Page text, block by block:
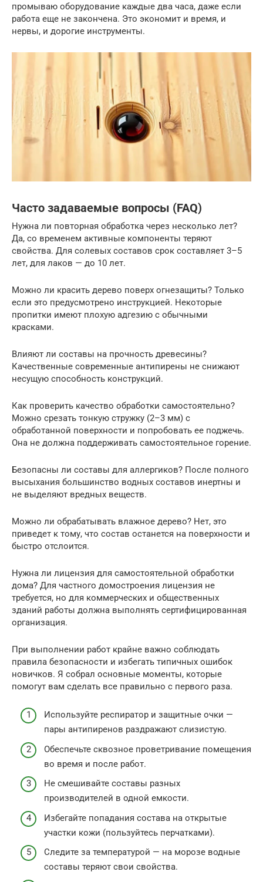
промываю оборудование каждые два часа, даже если
работа еще не закончена. Это экономит и время, и
нервы, и дорогие инструменты.
Часто задаваемые вопросы (FAQ)
Нужна ли повторная обработка через несколько лет?
Да, со временем активные компоненты теряют
свойства. Для солевых составов срок составляет 3–5
лет, для лаков — до 10 лет.
Можно ли красить дерево поверх огнезащиты? Только
если это предусмотрено инструкцией. Некоторые
пропитки имеют плохую адгезию с обычными
красками.
Влияют ли составы на прочность древесины?
Качественные современные антипирены не снижают
несущую способность конструкций.
Как проверить качество обработки самостоятельно?
Можно срезать тонкую стружку (2–3 мм) с
обработанной поверхности и попробовать ее поджечь.
Она не должна поддерживать самостоятельное горение.
Безопасны ли составы для аллергиков? После полного
высыхания большинство водных составов инертны и
не выделяют вредных веществ.
Можно ли обрабатывать влажное дерево? Нет, это
приведет к тому, что состав останется на поверхности и
быстро отслоится.
Нужна ли лицензия для самостоятельной обработки
дома? Для частного домостроения лицензия не
требуется, но для коммерческих и общественных
зданий работы должна выполнять сертифицированная
организация.
При выполнении работ крайне важно соблюдать
правила безопасности и избегать типичных ошибок
новичков. Я собрал основные моменты, которые
помогут вам сделать все правильно с первого раза.
Используйте респиратор и защитные очки —
пары антипиренов раздражают слизистую.
Обеспечьте сквозное проветривание помещения
во время и после работ.
Не смешивайте составы разных
производителей в одной емкости.
Избегайте попадания состава на открытые
участки кожи (пользуйтесь перчатками).
Следите за температурой — на морозе водные
составы теряют свои свойства.